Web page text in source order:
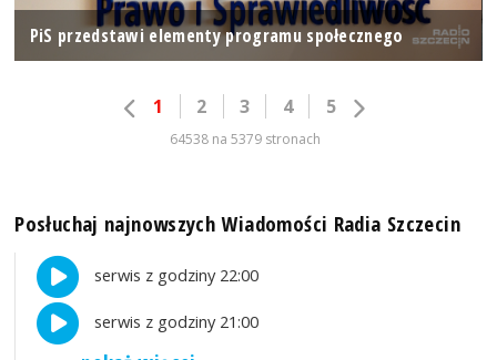
PiS przedstawi elementy programu społecznego
1 2 3 4 5
64538 na 5379 stronach
Posłuchaj najnowszych Wiadomości Radia Szczecin
serwis z godziny 22:00
serwis z godziny 21:00